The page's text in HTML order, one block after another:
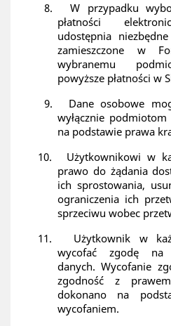
8.
W przypadku
płatności
udostępnia
zamieszczone w
wybranemu
powyższe płatności w
9.
Dane osobowe
wyłącznie
na podstawie prawa
10.
Użytkownikowi w
prawo do żądania
ich sprostowania,
ograniczenia ich
sprzeciwu wobec
11.
Użytkownik w
wycofać zgodę na
danych. Wycofanie
zgodność z
dokonano na
wycofaniem.